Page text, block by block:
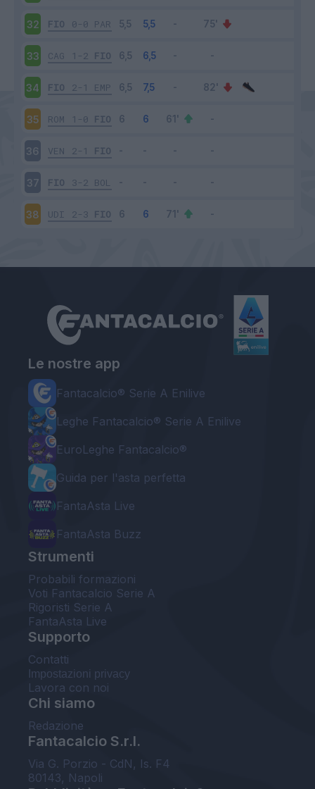
32 FIO 0-0 PAR
33 CAG 1-2 FIO
34 FIO 2-1 EMP
35 ROM 1-0 FIO
36 VEN 2-1 FIO
37 FIO 3-2 BOL
38 UDI 2-3 FIO
Le nostre app
Fantacalcio® Serie A Enilive
Leghe Fantacalcio® Serie A Enilive
EuroLeghe Fantacalcio®
Guida per l'asta perfetta
FantaAsta Live
FantaAsta Buzz
Strumenti
Probabili formazioni
Voti Fantacalcio Serie A
Rigoristi Serie A
FantaAsta Live
Supporto
Contatti
Impostazioni privacy
Lavora con noi
Chi siamo
Redazione
Fantacalcio S.r.l.
Via G. Porzio - CdN, Is. F4
80143, Napoli